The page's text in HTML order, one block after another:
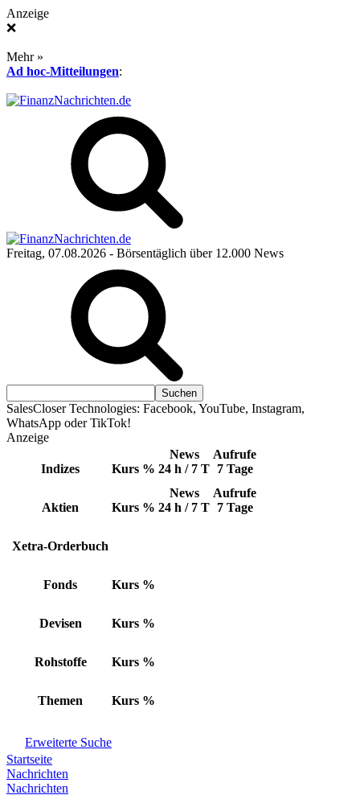
Anzeige
❌
Mehr »
Ad hoc-Mitteilungen:
Freitag, 07.08.2026 - Börsentäglich über 12.000 News
SalesCloser Technologies: Facebook, YouTube, Instagram,
WhatsApp oder TikTok!
Anzeige
Indizes Kurs %
News
24 h / 7 T
Aufrufe
7 Tage
Aktien Kurs %
News
24 h / 7 T
Aufrufe
7 Tage
Xetra-Orderbuch
Fonds Kurs %
Devisen Kurs %
Rohstoffe Kurs %
Themen Kurs %
Erweiterte Suche
Startseite
Nachrichten
Nachrichten